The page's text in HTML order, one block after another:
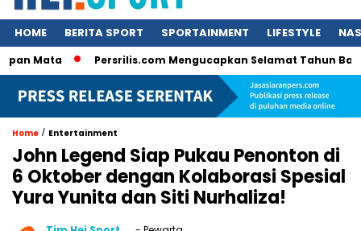
HOME BERITA SPORT SPORTAINMENT LIFESTYLE
Persrilis.com Mengucapkan Selamat Tahun Baru 2025,
Home / Entertainment
John Legend Siap Pukau Penonton di
6 Oktober dengan Kolaborasi Spesial
Yura Yunita dan Siti Nurhaliza!